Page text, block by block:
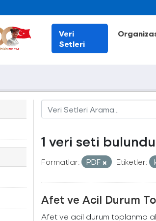
Veri
Setleri
1 veri seti bulundu
Formatlar: PDF Etiketler:
Afet ve Acil Durum
Afet ve acil durum toplanma